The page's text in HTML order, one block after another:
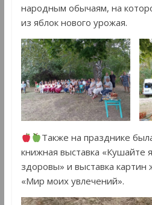
народным обычаям, на
из яблок нового урожая.
Также на празднике
книжная выставка «Кушайте
здоровы» и выставка картин
«Мир моих увлечений».